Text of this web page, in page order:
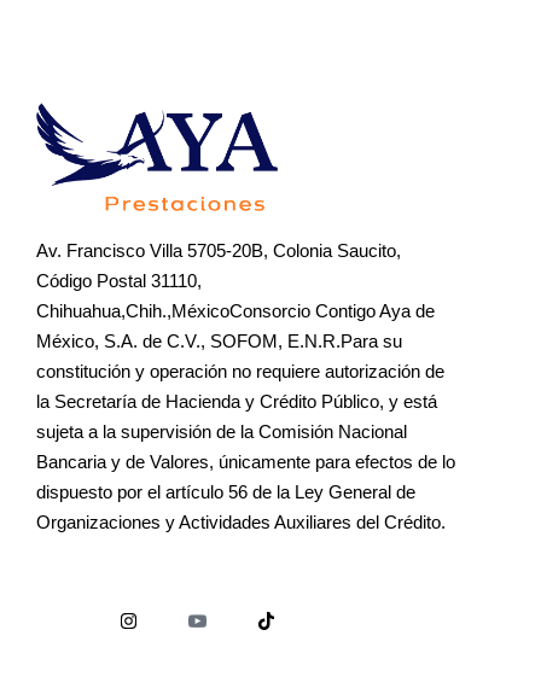
Av. Francisco Villa 5705-20B, Colonia Saucito,
Código Postal 31110,
Chihuahua,Chih.,MéxicoConsorcio Contigo Aya de
México, S.A. de C.V., SOFOM, E.N.R.Para su
constitución y operación no requiere autorización de
la Secretaría de Hacienda y Crédito Público, y está
sujeta a la supervisión de la Comisión Nacional
Bancaria y de Valores, únicamente para efectos de lo
dispuesto por el artículo 56 de la Ley General de
Organizaciones y Actividades Auxiliares del Crédito.